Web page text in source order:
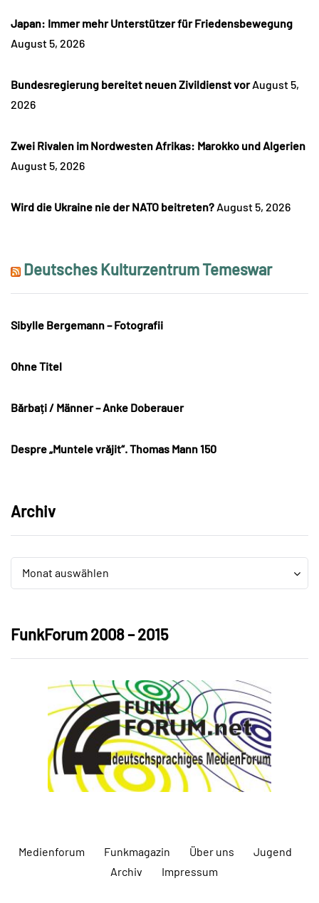
Japan: Immer mehr Unterstützer für Friedensbewegung
August 5, 2026
Bundesregierung bereitet neuen Zivildienst vor August 5,
2026
Zwei Rivalen im Nordwesten Afrikas: Marokko und Algerien
August 5, 2026
Wird die Ukraine nie der NATO beitreten? August 5, 2026
Deutsches Kulturzentrum Temeswar
Sibylle Bergemann – Fotografii
Ohne Titel
Bărbați / Männer – Anke Doberauer
Despre „Muntele vrăjit“. Thomas Mann 150
Archiv
Archiv
Monat auswählen
Archiv
FunkForum 2008 – 2015
Medienforum Funkmagazin Über uns
Jugend
Archiv
Impressum